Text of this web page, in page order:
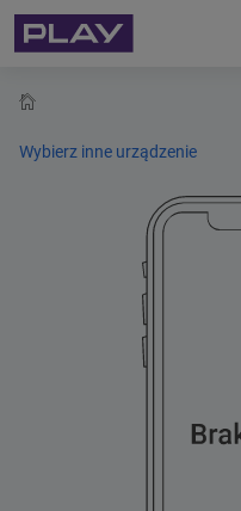
Wybierz inne urządzenie